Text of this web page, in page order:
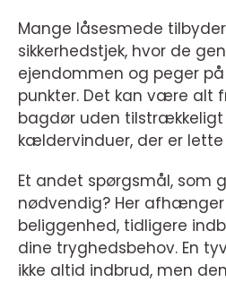
Mange låsesmede
sikkerhedstjek, hvor de
ejendommen og peger
punkter. Det kan være alt
bagdør uden
kældervinduer, der er
Et andet spørgsmål, som
nødvendig? Her
beliggenhed, tidligere
dine tryghedsbehov. En
ikke altid indbrud, men